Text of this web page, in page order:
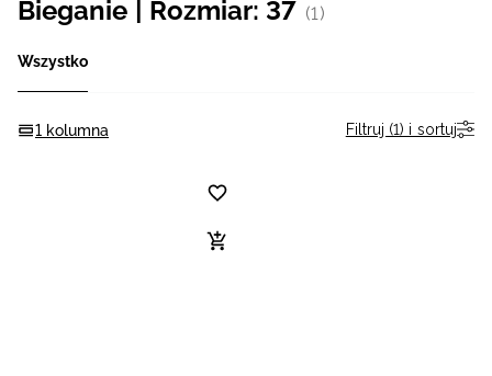
Bieganie | Rozmiar: 37 (1)
Wszystko
1 kolumna Filtruj (1) i sortuj
Niemiecki / EUR
Słowacki / EUR